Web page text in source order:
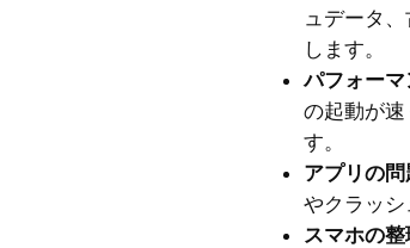
ュデータ
します。
パフォー
の起動が
す。
アプリの
やクラッシ
スマホの